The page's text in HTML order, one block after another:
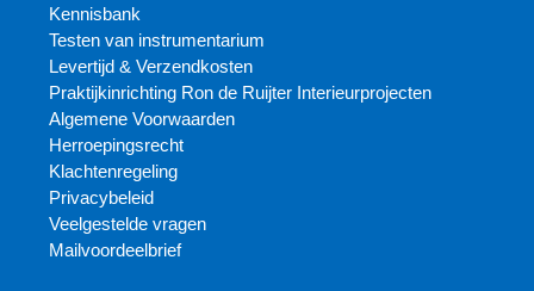
Kennisbank
Testen van instrumentarium
Levertijd & Verzendkosten
Praktijkinrichting Ron de Ruijter Interieurprojecten
Algemene Voorwaarden
Herroepingsrecht
Klachtenregeling
Privacybeleid
Veelgestelde vragen
Mailvoordeelbrief